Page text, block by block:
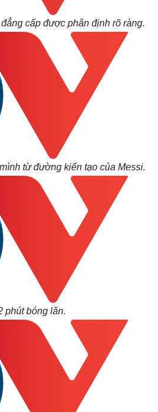
cấp được phân định rõ ràng.
từ đường kiến tạo của Messi.
phút bóng lăn.